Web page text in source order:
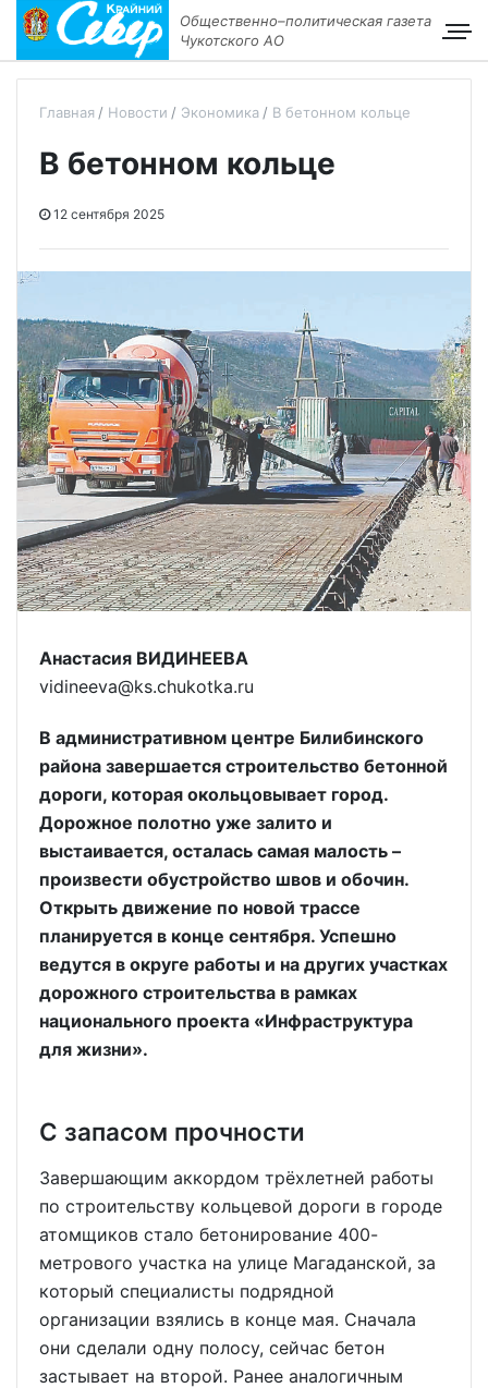
Общественно–политическая газета
Чукотского АО
Главная Новости Экономика В бетонном кольце
В бетонном кольце
12 сентября 2025
Анастасия ВИДИНЕЕВА
vidineeva@ks.chukotka.ru
В административном центре Билибинского
района завершается строительство бетонной
дороги, которая окольцовывает город.
Дорожное полотно уже залито и
выстаивается, осталась самая малость –
произвести обустройство швов и обочин.
Открыть движение по новой трассе
планируется в конце сентября. Успешно
ведутся в округе работы и на других участках
дорожного строительства в рамках
национального проекта «Инфраструктура
для жизни».
С запасом прочности
Завершающим аккордом трёхлетней работы
по строительству кольцевой дороги в городе
атомщиков стало бетонирование 400-
метрового участка на улице Магаданской, за
который специалисты подрядной
организации взялись в конце мая. Сначала
они сделали одну полосу, сейчас бетон
застывает на второй. Ранее аналогичным